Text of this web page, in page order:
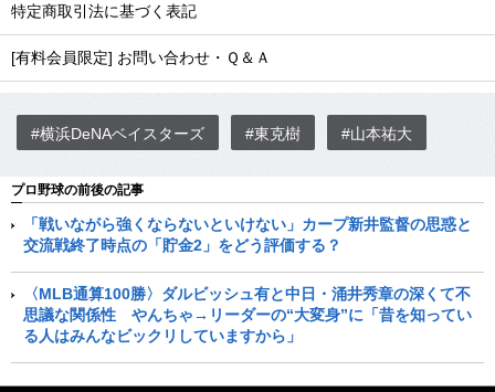
特定商取引法に基づく表記
[有料会員限定] お問い合わせ・Ｑ＆Ａ
#横浜DeNAベイスターズ #東克樹 #山本祐大
プロ野球の前後の記事
「戦いながら強くならないといけない」カープ新井監督の思惑と
交流戦終了時点の「貯金2」をどう評価する？
〈MLB通算100勝〉ダルビッシュ有と中日・涌井秀章の深くて不
思議な関係性 やんちゃ→リーダーの“大変身”に「昔を知ってい
る人はみんなビックリしていますから」